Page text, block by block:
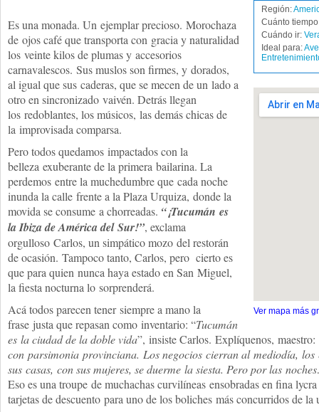
Región:
Cuánto
Cuándo ir:
Ideal para:
Ver mapa más
Es una monada. Un ejemplar precioso. Morochaza
de ojos café que transporta con gracia y naturalidad
los veinte kilos de plumas y accesorios
carnavalescos. Sus muslos son firmes, y dorados,
al igual que sus caderas, que se mecen de un lado a
otro en sincronizado vaivén. Detrás llegan
los redoblantes, los músicos, las demás chicas de
la improvisada comparsa.
Pero todos quedamos impactados con la
belleza exuberante de la primera bailarina. La
perdemos entre la muchedumbre que cada noche
inunda la calle frente a la Plaza Urquiza, donde la
movida se consume a chorreadas. “¡Tucumán es
la Ibiza de América del Sur!”, exclama
orgulloso Carlos, un simpático mozo del restorán
de ocasión. Tampoco tanto, Carlos, pero cierto es
que para quien nunca haya estado en San Miguel,
la fiesta nocturna lo sorprenderá.
Acá todos parecen tener siempre a mano la
frase justa que repasan como inventario: “Tucumán
es la ciudad de la doble vida”, insiste Carlos. Explíquenos, maestro:
con parsimonia provinciana. Los negocios cierran al mediodía,
sus casas, con sus mujeres, se duerme la siesta. Pero por las
Eso es una troupe de muchachas curvilíneas ensobradas en fina
tarjetas de descuento para uno de los boliches más concurridos de la